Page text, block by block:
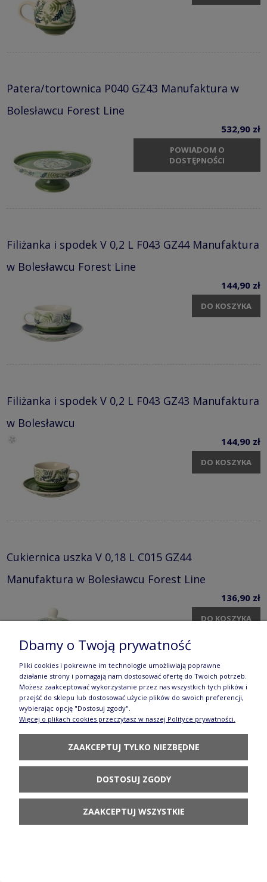
Patera/tortownica P040 GZ43 Manufaktura w
Bolesławcu Forest Line
532,90 zł
POWIADOM O
DOSTĘPNOŚCI
Filiżanka i spodek V 0,2 L F043 GZ44 Manufaktura
w Bolesławcu Forest Line
144,90 zł
DO KOSZYKA
Filiżanka i spodek V 0,2 L F043 GZ43 Manufaktura
w Bolesławcu
144,90 zł
DO KOSZYKA
Cukiernica uszka V 0,18 L C015 GZ44
Manufaktura w Bolesławcu Forest Line
136,90 zł
DO KOSZYKA
Cukiernica uszka V 0,18 L C015 GZ43
Manufaktura w Bolesławcu Forest Line
POWIADOM O
Dbamy o Twoją prywatność
Pliki cookies i pokrewne im technologie umożliwiają poprawne
działanie strony i pomagają nam dostosować ofertę do Twoich potrzeb.
Możesz zaakceptować wykorzystanie przez nas wszystkich tych plików i
przejść do sklepu lub dostosować użycie plików do swoich preferencji,
wybierając opcję "Dostosuj zgody".
Więcej o plikach cookies przeczytasz w naszej Polityce prywatności.
ZAAKCEPTUJ TYLKO NIEZBĘDNE
DOSTOSUJ ZGODY
ZAAKCEPTUJ WSZYSTKIE